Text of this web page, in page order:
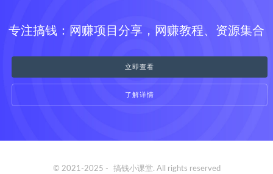
专注搞钱：网赚项目分享，网赚教程、资源集合
立即查看
了解详情
© 2021-2025 - 搞钱小课堂. All rights reserved